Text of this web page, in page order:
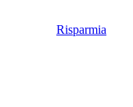
Risparmia